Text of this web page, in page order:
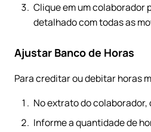
Clique em um colaborador
detalhado com todas as
Ajustar Banco de Horas
Para creditar ou debitar horas
No extrato do colaborador,
Informe a quantidade de